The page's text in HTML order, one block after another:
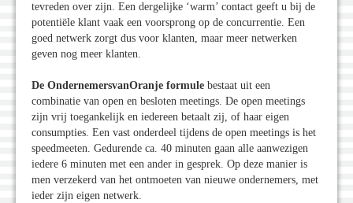
tevreden over zijn. Een dergelijke ‘warm’ contact geeft u bij de
potentiële klant vaak een voorsprong op de concurrentie. Een
goed netwerk zorgt dus voor klanten, maar meer netwerken
geven nog meer klanten.
De OndernemersvanOranje formule bestaat uit een
combinatie van open en besloten meetings. De open meetings
zijn vrij toegankelijk en iedereen betaalt zij, of haar eigen
consumpties. Een vast onderdeel tijdens de open meetings is het
speedmeeten. Gedurende ca. 40 minuten gaan alle aanwezigen
iedere 6 minuten met een ander in gesprek. Op deze manier is
men verzekerd van het ontmoeten van nieuwe ondernemers, met
ieder zijn eigen netwerk.